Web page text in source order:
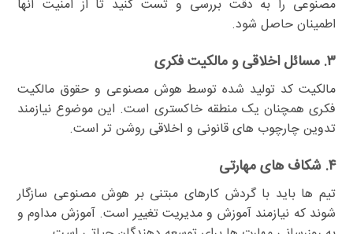
مصنوعی را به دقت بررسی و تست کنید تا از امنیت آنها
اطمینان حاصل شود.
۳. مسائل اخلاقی و مالکیت فکری
مالکیت کد تولید شده توسط هوش مصنوعی و حقوق مالکیت
فکری همچنان یک منطقه خاکستری است. این موضوع نیازمند
تدوین چارچوب های قانونی و اخلاقی روشن تر است.
۴. شکاف های مهارتی
تیم ها باید با گردش کارهای مبتنی بر هوش مصنوعی سازگار
شوند که نیازمند آموزش و مدیریت تغییر است. آموزش مداوم و